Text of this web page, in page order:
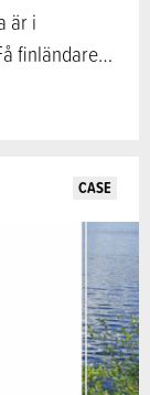
är i
finländare…
CASE